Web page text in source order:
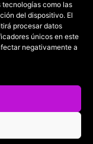
tecnologías como las
del dispositivo. El
procesar datos
únicos en este
negativamente a
de privacidad